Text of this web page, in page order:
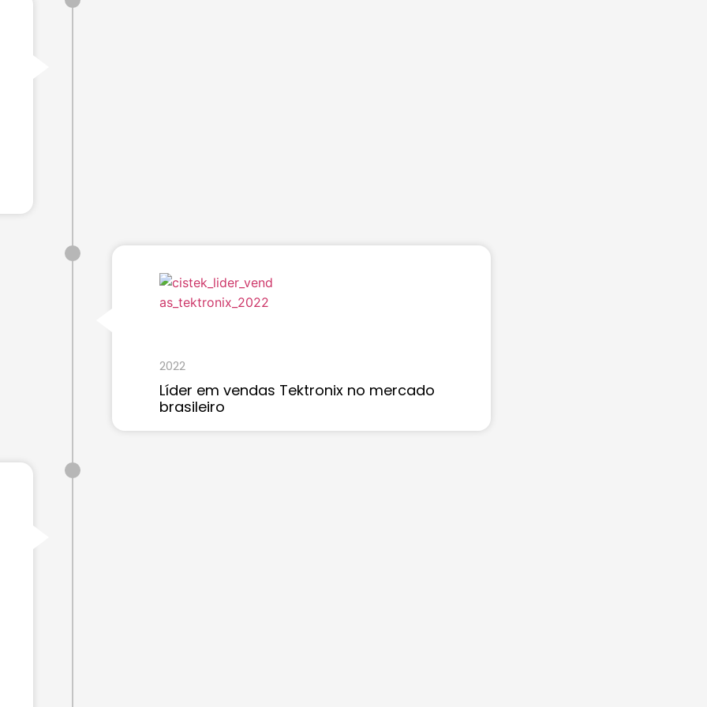
2022
Líder em vendas Tektronix no mercado
brasileiro